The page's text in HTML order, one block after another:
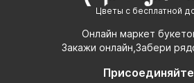
Цветы с бесплатной
Онлайн маркет
Закажи онлайн,Забери